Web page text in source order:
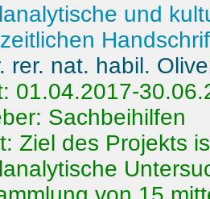
und
rer. nat. habil.
01.04.2017-
Sachbeihilfen
Ziel des Projekts